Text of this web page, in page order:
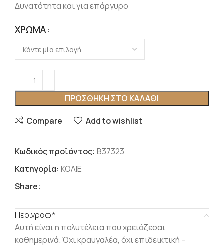
Δυνατότητα και για επάργυρο
ΧΡΏΜΑ
ΠΡΟΣΘΉΚΗ ΣΤΟ ΚΑΛΆΘΙ
Compare Add to wishlist
Κωδικός προϊόντος: Β37323
Κατηγορία: ΚΟΛΙΕ
Share:
Περιγραφή
Αυτή είναι η πολυτέλεια που χρειάζεσαι
καθημερινά. Όχι κραυγαλέα, όχι επιδεικτική –